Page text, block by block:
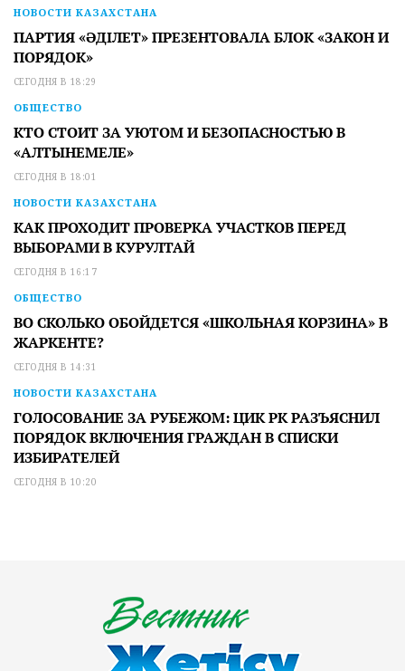
НОВОСТИ КАЗАХСТАНА
ПАРТИЯ «ӘДІЛЕТ» ПРЕЗЕНТОВАЛА БЛОК «ЗАКОН И
ПОРЯДОК»
СЕГОДНЯ В 18:29
ОБЩЕСТВО
КТО СТОИТ ЗА УЮТОМ И БЕЗОПАСНОСТЬЮ В
«АЛТЫНЕМЕЛЕ»
СЕГОДНЯ В 18:01
НОВОСТИ КАЗАХСТАНА
КАК ПРОХОДИТ ПРОВЕРКА УЧАСТКОВ ПЕРЕД
ВЫБОРАМИ В КУРУЛТАЙ
СЕГОДНЯ В 16:17
ОБЩЕСТВО
ВО СКОЛЬКО ОБОЙДЕТСЯ «ШКОЛЬНАЯ КОРЗИНА» В
ЖАРКЕНТЕ?
СЕГОДНЯ В 14:31
НОВОСТИ КАЗАХСТАНА
ГОЛОСОВАНИЕ ЗА РУБЕЖОМ: ЦИК РК РАЗЪЯСНИЛ
ПОРЯДОК ВКЛЮЧЕНИЯ ГРАЖДАН В СПИСКИ
ИЗБИРАТЕЛЕЙ
СЕГОДНЯ В 10:20